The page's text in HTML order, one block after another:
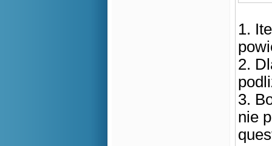
1.
2.
3.
nie